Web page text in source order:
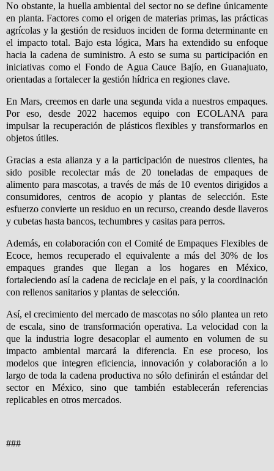
No obstante, la huella ambiental del sector no se define únicamente
en planta. Factores como el origen de materias primas, las prácticas
agrícolas y la gestión de residuos inciden de forma determinante en
el impacto total. Bajo esta lógica, Mars ha extendido su enfoque
hacia la cadena de suministro. A esto se suma su participación en
iniciativas como el Fondo de Agua Cauce Bajío, en Guanajuato,
orientadas a fortalecer la gestión hídrica en regiones clave.
En Mars, creemos en darle una segunda vida a nuestros empaques.
Por eso, desde 2022 hacemos equipo con ECOLANA para
impulsar la recuperación de plásticos flexibles y transformarlos en
objetos útiles.
Gracias a esta alianza y a la participación de nuestros clientes, ha
sido posible recolectar más de 20 toneladas de empaques de
alimento para mascotas, a través de más de 10 eventos dirigidos a
consumidores, centros de acopio y plantas de selección. Este
esfuerzo convierte un residuo en un recurso, creando desde llaveros
y cubetas hasta bancos, techumbres y casitas para perros.
Además, en colaboración con el Comité de Empaques Flexibles de
Ecoce, hemos recuperado el equivalente a más del 30% de los
empaques grandes que llegan a los hogares en México,
fortaleciendo así la cadena de reciclaje en el país, y la coordinación
con rellenos sanitarios y plantas de selección.
Así, el crecimiento del mercado de mascotas no sólo plantea un reto
de escala, sino de transformación operativa. La velocidad con la
que la industria logre desacoplar el aumento en volumen de su
impacto ambiental marcará la diferencia. En ese proceso, los
modelos que integren eficiencia, innovación y colaboración a lo
largo de toda la cadena productiva no sólo definirán el estándar del
sector en México, sino que también establecerán referencias
replicables en otros mercados.
###